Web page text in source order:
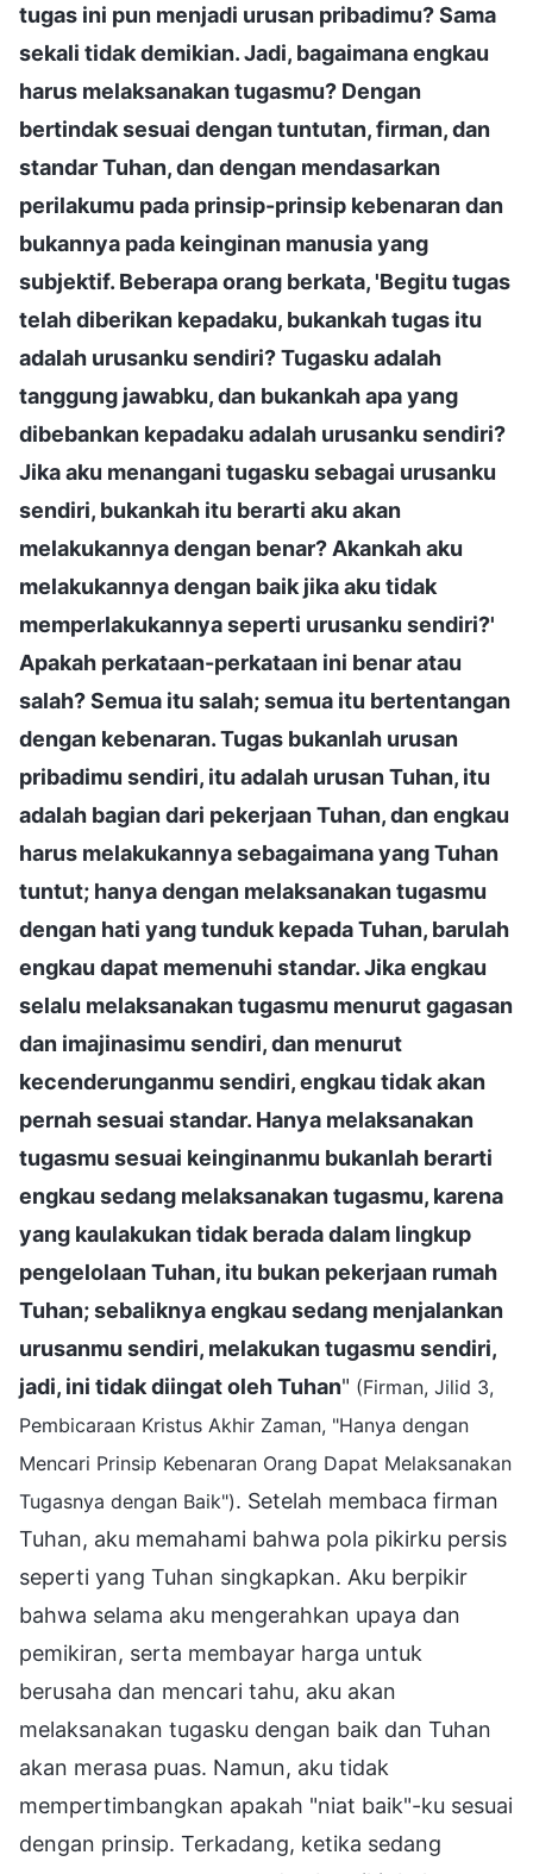
tugas ini pun menjadi urusan pribadimu? Sama
sekali tidak demikian. Jadi, bagaimana engkau
harus melaksanakan tugasmu? Dengan
bertindak sesuai dengan tuntutan, firman, dan
standar Tuhan, dan dengan mendasarkan
perilakumu pada prinsip-prinsip kebenaran dan
bukannya pada keinginan manusia yang
subjektif. Beberapa orang berkata, 'Begitu tugas
telah diberikan kepadaku, bukankah tugas itu
adalah urusanku sendiri? Tugasku adalah
tanggung jawabku, dan bukankah apa yang
dibebankan kepadaku adalah urusanku sendiri?
Jika aku menangani tugasku sebagai urusanku
sendiri, bukankah itu berarti aku akan
melakukannya dengan benar? Akankah aku
melakukannya dengan baik jika aku tidak
memperlakukannya seperti urusanku sendiri?'
Apakah perkataan-perkataan ini benar atau
salah? Semua itu salah; semua itu bertentangan
dengan kebenaran. Tugas bukanlah urusan
pribadimu sendiri, itu adalah urusan Tuhan, itu
adalah bagian dari pekerjaan Tuhan, dan engkau
harus melakukannya sebagaimana yang Tuhan
tuntut; hanya dengan melaksanakan tugasmu
dengan hati yang tunduk kepada Tuhan, barulah
engkau dapat memenuhi standar. Jika engkau
selalu melaksanakan tugasmu menurut gagasan
dan imajinasimu sendiri, dan menurut
kecenderunganmu sendiri, engkau tidak akan
pernah sesuai standar. Hanya melaksanakan
tugasmu sesuai keinginanmu bukanlah berarti
engkau sedang melaksanakan tugasmu, karena
yang kaulakukan tidak berada dalam lingkup
pengelolaan Tuhan, itu bukan pekerjaan rumah
Tuhan; sebaliknya engkau sedang menjalankan
urusanmu sendiri, melakukan tugasmu sendiri,
jadi, ini tidak diingat oleh Tuhan" (Firman, Jilid 3,
Pembicaraan Kristus Akhir Zaman, "Hanya dengan
Mencari Prinsip Kebenaran Orang Dapat Melaksanakan
Tugasnya dengan Baik"). Setelah membaca firman
Tuhan, aku memahami bahwa pola pikirku persis
seperti yang Tuhan singkapkan. Aku berpikir
bahwa selama aku mengerahkan upaya dan
pemikiran, serta membayar harga untuk
berusaha dan mencari tahu, aku akan
melaksanakan tugasku dengan baik dan Tuhan
akan merasa puas. Namun, aku tidak
mempertimbangkan apakah "niat baik"-ku sesuai
dengan prinsip. Terkadang, ketika sedang